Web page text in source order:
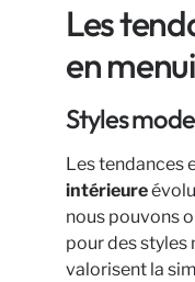
Les
en
Styles
Les tendances
intérieure
nous pouvons
pour des styles
valorisent la